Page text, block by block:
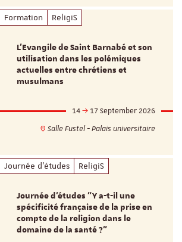
Formation ReligiS
L’Evangile de Saint Barnabé et son
utilisation dans les polémiques
actuelles entre chrétiens et
musulmans
14
17 September 2026
Salle Fustel - Palais universitaire
Journée d'études ReligiS
Journée d’études "Y a-t-il une
spécificité française de la prise en
compte de la religion dans le
domaine de la santé ?"